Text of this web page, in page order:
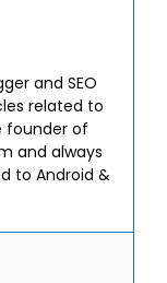
and SEO
related to
founder of
and always
to Android &